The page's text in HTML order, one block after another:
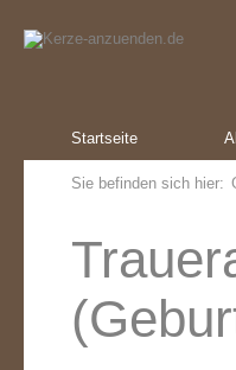
Startseite
Sie befinden sich hier: